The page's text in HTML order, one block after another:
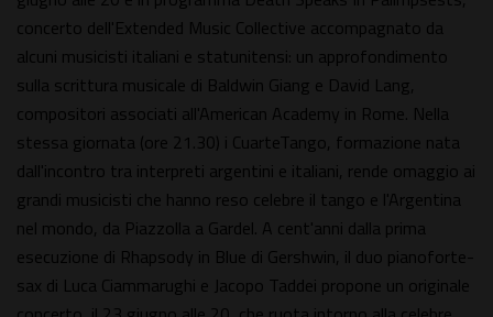
concerto dell'Extended Music Collective accompagnato da
alcuni musicisti italiani e statunitensi: un approfondimento
sulla scrittura musicale di Baldwin Giang e David Lang,
compositori associati all'American Academy in Rome. Nella
stessa giornata (ore 21.30) i CuarteTango, formazione nata
dall'incontro tra interpreti argentini e italiani, rende omaggio ai
grandi musicisti che hanno reso celebre il tango e l'Argentina
nel mondo, da Piazzolla a Gardel. A cent'anni dalla prima
esecuzione di Rhapsody in Blue di Gershwin, il duo pianoforte-
sax di Luca Ciammarughi e Jacopo Taddei propone un originale